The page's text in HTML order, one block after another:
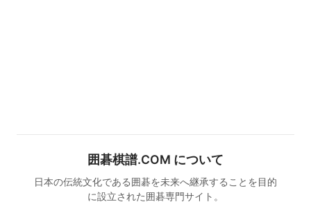
囲碁棋譜.COM について
日本の伝統文化である囲碁を未来へ継承することを目的
に設立された囲碁専門サイト。